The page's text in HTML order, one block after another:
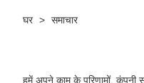
घर > समाचार
हमें अपने काम के परिणामों, कंपनी